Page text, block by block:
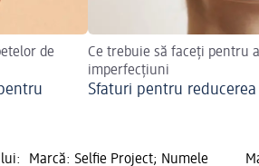
de
Ce trebuie să faceți pentru
imperfecțiuni
Sfaturi pentru
Marcă: Selfie Project; Numele